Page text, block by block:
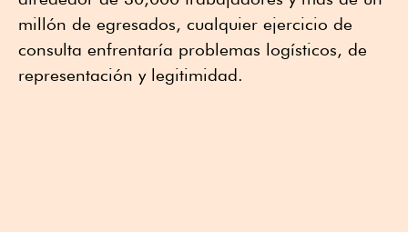
millón de egresados, cualquier ejercicio de
consulta enfrentaría problemas logísticos, de
representación y legitimidad.